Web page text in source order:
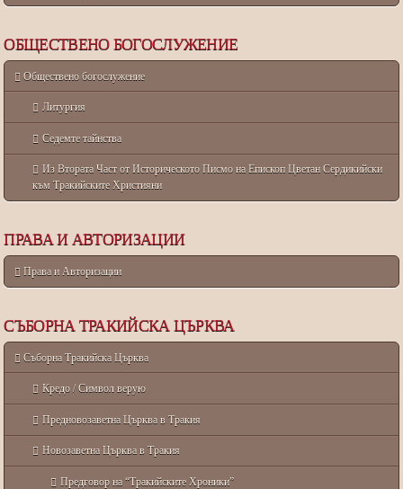
ОБЩЕСТВЕНО БОГОСЛУЖЕНИЕ
Обществено богослужение
Литургия
Седемте тайнства
Из Втората Част от Историческото Писмо на Епископ Цветан Сердикийски
към Тракийските Християни
ПРАВА И АВТОРИЗАЦИИ
Права и Авторизации
СЪБОРНА ТРАКИЙСКА ЦЪРКВА
Съборна Тракийска Църква
Кредо / Символ верую
Предновозаветна Църква в Тракия
Новозаветна Църква в Тракия
Предговор на “Тракийските Хроники”